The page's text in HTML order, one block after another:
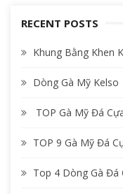
c
f
r
RECENT POSTS
Khung Bằng Khen
Dòng Gà Mỹ Kelso
TOP Gà Mỹ Đá
TOP 9 Gà Mỹ Đá
Top 4 Dòng Gà Đá